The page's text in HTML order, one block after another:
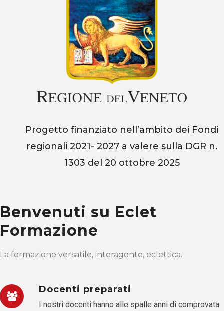
Progetto finanziato nell’ambito dei Fondi
regionali 2021- 2027 a valere sulla DGR n.
1303 del 20 ottobre 2025
Benvenuti su Eclet
Formazione
La formazione versatile, interagente, eclettica.
Docenti preparati
I nostri docenti hanno alle spalle anni di comprovata